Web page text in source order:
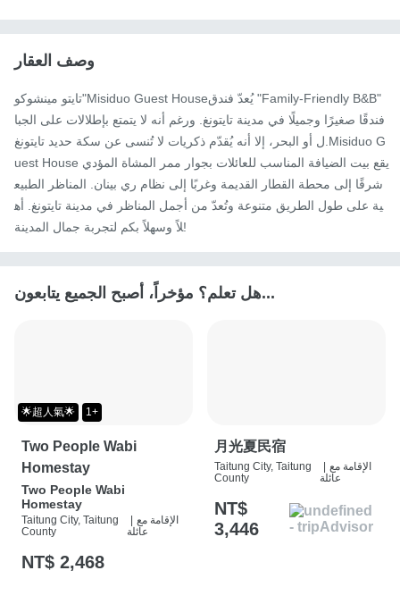
وصف العقار
تايتو مينشوكو"Misiduo Guest Houseيُعدّ فندق "Family-Friendly B&B"
فندقًا صغيرًا وجميلًا في مدينة تايتونغ. ورغم أنه لا يتمتع بإطلالات على الجبا
ل أو البحر، إلا أنه يُقدّم ذكريات لا تُنسى عن سكة حديد تايتونغ.Misiduo G
uest Houseيقع بيت الضيافة المناسب للعائلات بجوار ممر المشاة المؤدي
شرقًا إلى محطة القطار القديمة وغربًا إلى نظام ري بينان. المناظر الطبيع
ية على طول الطريق متنوعة وتُعدّ من أجمل المناظر في مدينة تايتونغ. أه
لاً وسهلاً بكم لتجربة جمال المدينة!
هل تعلم؟ مؤخراً، أصبح الجميع يتابعون...
🌟超人氣🌟 1+
Two People Wabi
Homestay
Two People Wabi
Homestay
Taitung City, Taitung
County
الإقامة مع
عائلة
NT$ 2,468
月光夏民宿
Taitung City, Taitung
County
الإقامة مع
عائلة
NT$
3,446